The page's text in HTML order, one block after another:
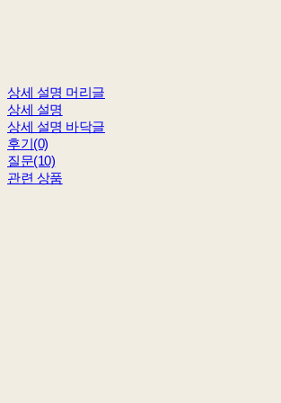
상세 설명 머리글
상세 설명
상세 설명 바닥글
후기(0)
질문(10)
관련 상품